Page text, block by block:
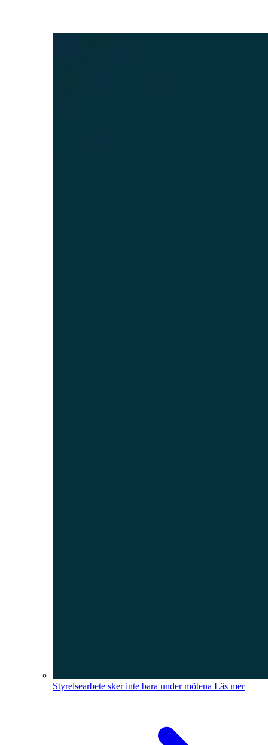
Styrelsearbete sker inte bara under mötena Läs mer